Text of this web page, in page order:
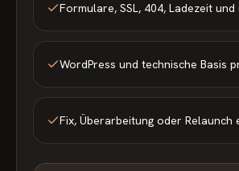
Formulare, SSL, 404, Ladezeit
WordPress und technische Basis
Fix, Überarbeitung oder Relaunch